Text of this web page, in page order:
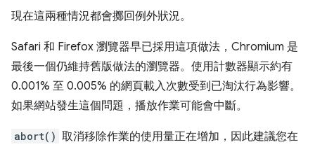
現在這兩種情況都會擲回例外狀況。
Safari 和 Firefox 瀏覽器早已採用這項做法，Chromium 是
最後一個仍維持舊版做法的瀏覽器。使用計數器顯示約有
0.001% 至 0.005% 的網頁載入次數受到已淘汰行為影響。
如果網站發生這個問題，播放作業可能會中斷。
abort() 取消移除作業的使用量正在增加，因此建議您在